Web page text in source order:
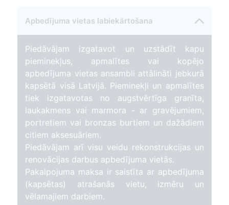
Apbedījuma vietas labiekārtošana
Piedāvājam izgatavot un uzstādīt kapu
pieminekļus, apmalītes vai kopējo
apbedījuma vietas ansambli attālināti jebkurā
kapsētā visā Latvijā. Pieminekļi un apmalītes
tiek izgatavotas no augstvērtīga granīta,
laukakmens vai marmora - ar gravējumiem,
portretiem vai bronzas burtiem un dažādiem
citiem aksesuāriem.
Piedāvājam arī visu veidu rekonstrukcijas un
renovācijas darbus apbedījuma vietās.
Pakalpojuma maksa ir saistīta ar apbedījuma
(kapsētas) atrašanās vietu, izmēru un
vēlamajiem darbiem.